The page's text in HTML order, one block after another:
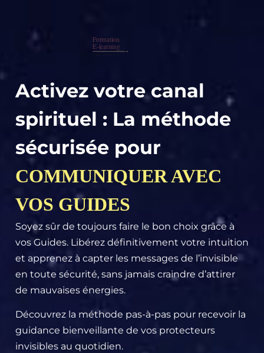
Activez votre canal
spirituel : La méthode
sécurisée pour
COMMUNIQUER AVEC
VOS GUIDES
Soyez sûr de toujours faire le bon choix grâce à
vos Guides. Libérez définitivement votre intuition
et apprenez à capter les messages de l’invisible
en toute sécurité, sans jamais craindre d’attirer
de mauvaises énergies.
Découvrez la méthode pas-à-pas pour recevoir la
guidance bienveillante de vos protecteurs
invisibles au quotidien.